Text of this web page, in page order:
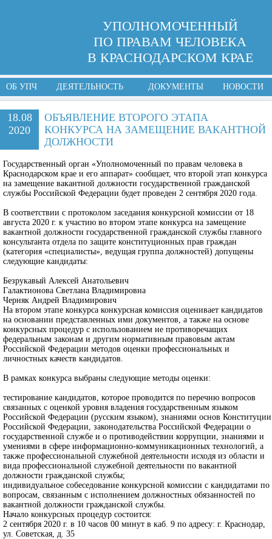
УПОЛНОМОЧЕННЫЙ
ПО ПРАВАМ ЧЕЛОВЕКА
В КРАСНОДАРСКОМ КРАЕ
ОБ УПЧ ДЕЯТЕЛЬНОСТЬ ДОКУМЕНТЫ НОВОСТИ
18.08
2020
ОБЪЯВЛЕНИЕ ВТОРОГО ЭТАПА
КОНКУРСА НА ЗАМЕЩЕНИЕ ВАКАНТНОЙ
ДОЛЖНОСТИ
Государственный орган «Уполномоченный по правам человека в
Краснодарском крае и его аппарат» сообщает, что второй этап конкурса
на замещение вакантной должности государственной гражданской
службы Российской Федерации будет проведен 2 сентября 2020 года.
В соответствии с протоколом заседания конкурсной комиссии от 18
августа 2020 г. к участию во втором этапе конкурса на замещение
вакантной должности государственной гражданской службы главного
консультанта отдела по защите конституционных прав граждан
(категория «специалисты», ведущая группа должностей) допущены
следующие кандидаты:
Безрукавый Алексей Анатольевич
Галактионова Светлана Владимировна
Черняк Андрей Владимирович
На втором этапе конкурса конкурсная комиссия оценивает кандидатов
на основании представленных ими документов, а также на основе
конкурсных процедур с использованием не противоречащих
федеральным законам и другим нормативным правовым актам
Российской Федерации методов оценки профессиональных и
личностных качеств кандидатов.
В рамках конкурса выбраны следующие методы оценки:
тестирование кандидатов, которое проводится по перечню вопросов
связанных с оценкой уровня владения государственным языком
Российской Федерации (русским языком), знаниями основ Конституции
Российской Федерации, законодательства Российской Федерации о
государственной службе и о противодействии коррупции, знаниями и
умениями в сфере информационно-коммуникационных технологий, а
также профессиональной служебной деятельности исходя из области и
вида профессиональной служебной деятельности по вакантной
должности гражданской службы;
индивидуальное собеседование конкурсной комиссии с кандидатами по
вопросам, связанным с исполнением должностных обязанностей по
вакантной должности гражданской службы.
Начало конкурсных процедур состоится:
2 сентября 2020 г. в 10 часов 00 минут в каб. 9 по адресу: г. Краснодар,
ул. Советская, д. 35